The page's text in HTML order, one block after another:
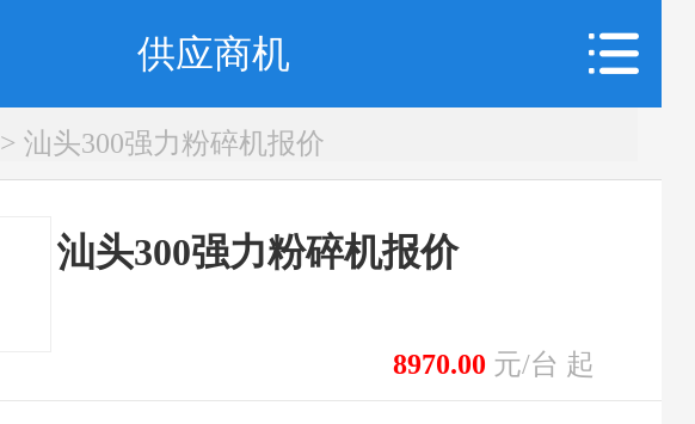
供应商机
> 汕头300强力粉碎机报价
汕头300强力粉碎机报价
8970.00 元/台 起